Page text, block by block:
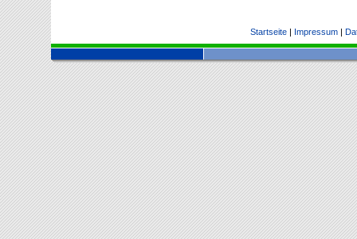
Startseite| Impressum|